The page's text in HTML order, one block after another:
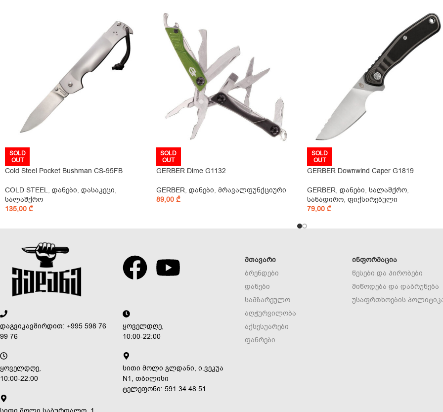
SOLD
OUT
Cold Steel Pocket Bushman CS-95FB
COLD STEEL, დანები, დასაკეცი,
სალაშქრო
135,00 ₾
SOLD
OUT
GERBER Dime G1132
GERBER, დანები, მრავალფუნქციური
89,00 ₾
SOLD
OUT
GERBER Downwind Caper G1819
GERBER, დანები, სალაშქრო,
სანადირო, ფიქსირებული
79,00 ₾
დაგვიკავშირდით: +995 598 76
99 76
ყოველდღე,
10:00-22:00
ყოველდღე,
10:00-22:00
სითი მოლი გლდანი, ი.ვეკუა
N1, თბილისი
ტელეფონი: 591 34 48 51
ᲛᲗᲐᲕᲐᲠᲘ
ბრენდები
დანები
სამზარეულო
აღჭურვილობა
აქსესუარები
ფანრები
ᲘᲜᲤᲝᲠᲛᲐᲪᲘᲐ
წესები და პირობები
მიწოდება და დაბრუნება
უსაფრთხოების